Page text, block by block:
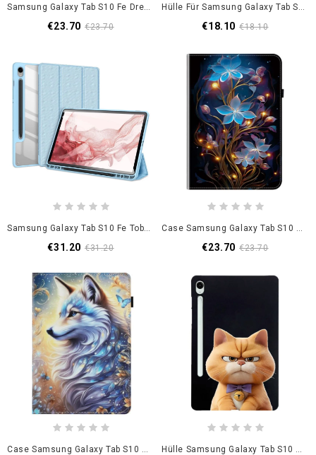
Samsung Galaxy Tab S10 Fe Dreifach Faltbar
€23.70 €23.70
Hülle Für Samsung Galaxy Tab S10 Fe Dux Ducis Serie Magi
€18.10 €18.10
Samsung Galaxy Tab S10 Fe Toby Serie Dux Ducis
€31.20 €31.20
Case Samsung Galaxy Tab S10 Fe Handyhülle Blumen-Design
€23.70 €23.70
Case Samsung Galaxy Tab S10 Fe Handyhülle Weißer Wolf Hülle Samsung Galaxy Tab S10 Fe Handyhülle Garfield Katze